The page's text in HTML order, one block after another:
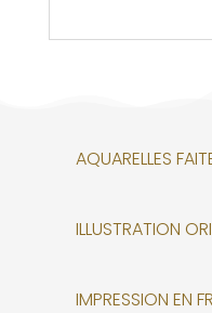
AQUARELLES
ILLUSTRATION
IMPRESSION EN